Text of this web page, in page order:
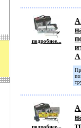
подробнее...
А
подробнее...